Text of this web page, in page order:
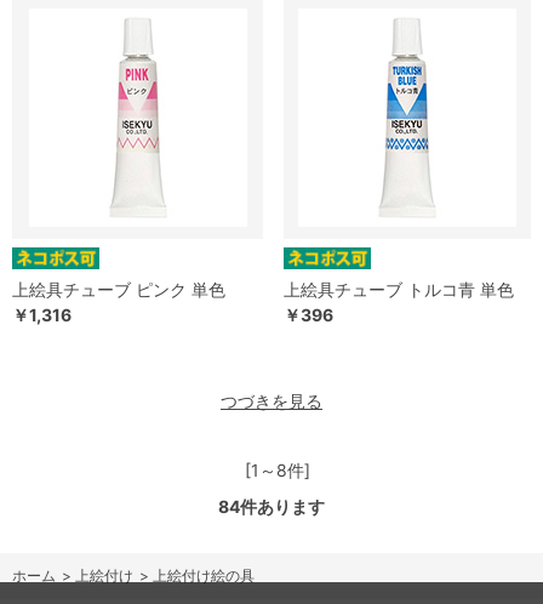
上絵具チューブ ピンク 単色
￥1,316
上絵具チューブ トルコ青 単色
￥396
つづきを見る
[1～8件]
84件あります
ホーム > 上絵付け > 上絵付け絵の具